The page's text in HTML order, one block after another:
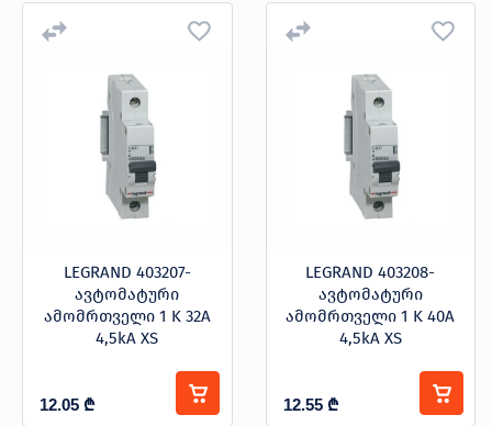
LEGRAND 403207-
ავტომატური
ამომრთველი 1 K 32A
4,5kA XS
12.05 ₾
LEGRAND 403208-
ავტომატური
ამომრთველი 1 K 40A
4,5kA XS
12.55 ₾